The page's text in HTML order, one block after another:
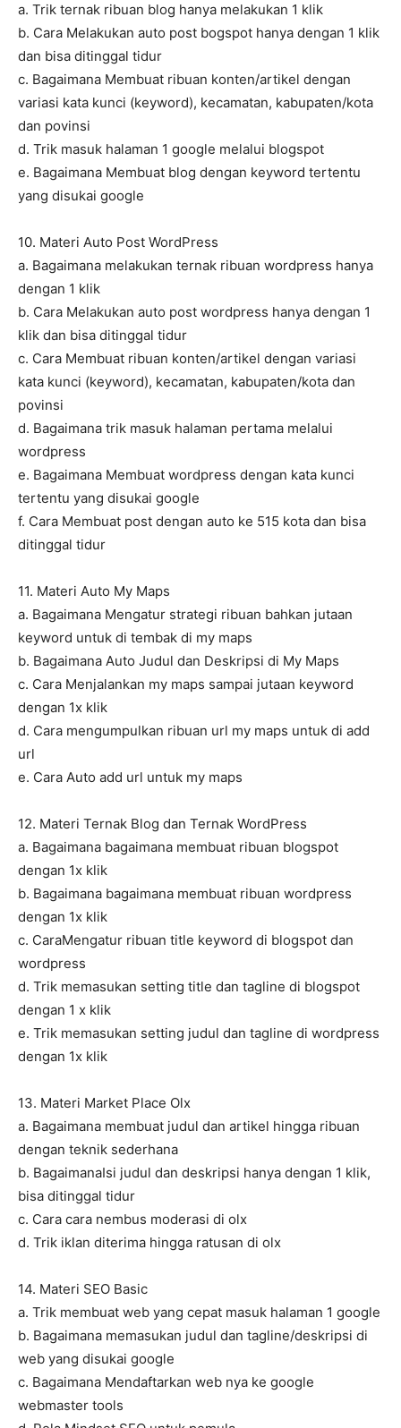
a. Trik ternak ribuan blog hanya melakukan 1 klik
b. Cara Melakukan auto post bogspot hanya dengan 1 klik
dan bisa ditinggal tidur
c. Bagaimana Membuat ribuan konten/artikel dengan
variasi kata kunci (keyword), kecamatan, kabupaten/kota
dan povinsi
d. Trik masuk halaman 1 google melalui blogspot
e. Bagaimana Membuat blog dengan keyword tertentu
yang disukai google
10. Materi Auto Post WordPress
a. Bagaimana melakukan ternak ribuan wordpress hanya
dengan 1 klik
b. Cara Melakukan auto post wordpress hanya dengan 1
klik dan bisa ditinggal tidur
c. Cara Membuat ribuan konten/artikel dengan variasi
kata kunci (keyword), kecamatan, kabupaten/kota dan
povinsi
d. Bagaimana trik masuk halaman pertama melalui
wordpress
e. Bagaimana Membuat wordpress dengan kata kunci
tertentu yang disukai google
f. Cara Membuat post dengan auto ke 515 kota dan bisa
ditinggal tidur
11. Materi Auto My Maps
a. Bagaimana Mengatur strategi ribuan bahkan jutaan
keyword untuk di tembak di my maps
b. Bagaimana Auto Judul dan Deskripsi di My Maps
c. Cara Menjalankan my maps sampai jutaan keyword
dengan 1x klik
d. Cara mengumpulkan ribuan url my maps untuk di add
url
e. Cara Auto add url untuk my maps
12. Materi Ternak Blog dan Ternak WordPress
a. Bagaimana bagaimana membuat ribuan blogspot
dengan 1x klik
b. Bagaimana bagaimana membuat ribuan wordpress
dengan 1x klik
c. CaraMengatur ribuan title keyword di blogspot dan
wordpress
d. Trik memasukan setting title dan tagline di blogspot
dengan 1 x klik
e. Trik memasukan setting judul dan tagline di wordpress
dengan 1x klik
13. Materi Market Place Olx
a. Bagaimana membuat judul dan artikel hingga ribuan
dengan teknik sederhana
b. BagaimanaIsi judul dan deskripsi hanya dengan 1 klik,
bisa ditinggal tidur
c. Cara cara nembus moderasi di olx
d. Trik iklan diterima hingga ratusan di olx
14. Materi SEO Basic
a. Trik membuat web yang cepat masuk halaman 1 google
b. Bagaimana memasukan judul dan tagline/deskripsi di
web yang disukai google
c. Bagaimana Mendaftarkan web nya ke google
webmaster tools